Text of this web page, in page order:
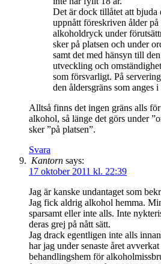
Det är dock tillåtet att bjuda
uppnått föreskriven ålder
alkoholdryck under
sker på platsen och under
samt det med hänsyn till
utveckling och
som försvarligt. På
den åldersgräns som anges
Alltså finns det ingen gräns alls
alkohol, så länge det görs under
sker ”på platsen”.
Svara
Kantorn says:
17 oktober 2011 kl. 22:39
Jag är kanske undantaget som
Jag fick aldrig alkohol hemma.
sparsamt eller inte alls. Inte
deras grej på nått sätt.
Jag drack egentligen inte alls
har jag under senaste året
behandlingshem för